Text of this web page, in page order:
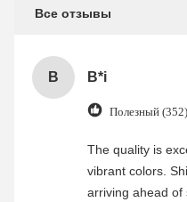
Все отзывы
B B*i
Полезный (352)
The quality is
vibrant colors.
arriving ahead of